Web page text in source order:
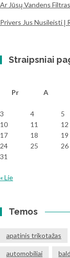
Ar Jūsų Vandens
Privers Jus Nusileisti Į
Straipsniai
Pr
A
3
4 5
10
11 12
17
18 19
24
25 26
31
« Lie
Temos
apatinis trikotažas
automobiliai